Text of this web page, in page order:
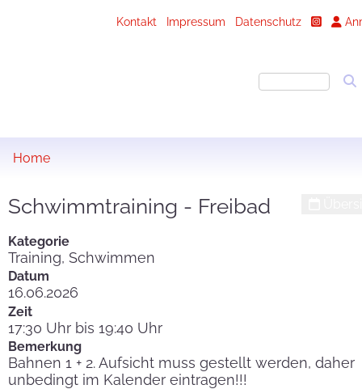
Kontakt Impressum Datenschutz
Home
Schwimmtraining - Freibad
Kategorie
Training, Schwimmen
Datum
16.06.2026
Zeit
17:30 Uhr bis 19:40 Uhr
Bemerkung
Bahnen 1 + 2. Aufsicht muss gestellt werden, daher
unbedingt im Kalender eintragen!!!